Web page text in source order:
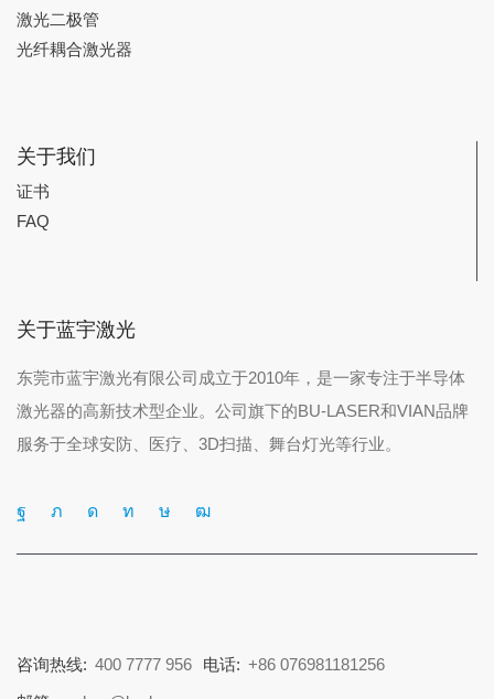
激光二极管
光纤耦合激光器
关于我们
证书
FAQ
关于蓝宇激光
东莞市蓝宇激光有限公司成立于2010年，是一家专注于半导体
激光器的高新技术型企业。公司旗下的BU-LASER和VIAN品牌
服务于全球安防、医疗、3D扫描、舞台灯光等行业。
咨询热线: 400 7777 956 电话: +86 076981181256